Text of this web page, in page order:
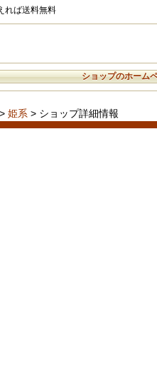
れば送料無料
ショップのホーム
> 姫系 > ショップ詳細情報